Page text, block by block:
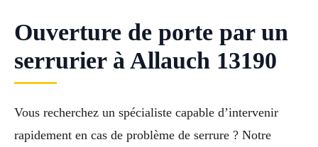
Ouverture de porte par un
serrurier à Allauch 13190
Vous recherchez un spécialiste capable d’intervenir
rapidement en cas de problème de serrure ? Notre